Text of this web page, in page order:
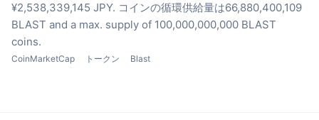
¥2,538,339,145 JPY. コインの循環供給量は66,880,400,109
BLAST and a max. supply of 100,000,000,000 BLAST
coins.
CoinMarketCap トークン Blast